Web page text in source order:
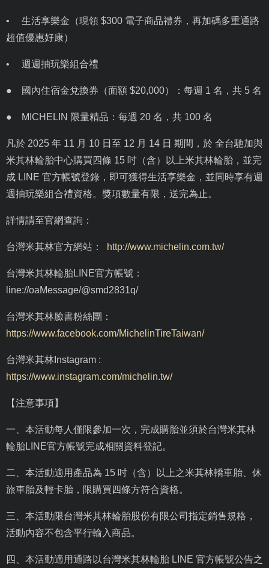
• 生活享樂金（現領 $300 電子商品禮券，再加碼多重通路
超值優惠好康）
• 週週抽玩樂組合禮
● 國內住宿金兌換券（面額 $20,000）：每週 1 名，共 5 名
● MICHELIN 限量精品：每週 20 名，共 100 名
凡於 2025 年 11 月 10 日至 12 月 14 日 期間，於 全台馳加與
米其林輪胎中心購買四條 15 吋（含）以上米其林輪胎，並完
成 LINE 官方帳號登錄，即可獲得生活享樂金，並同時享有週
週抽玩樂組合禮資格。獎項數量有限，送完為止。
詳情請至官網查詢：
台灣米其林官方網站： http://www.michelin.com.tw/
台灣米其林輪胎LINE官方帳號：
line://oaMessage/@smd2831q/
台灣米其林臉書粉絲團：
https://www.facebook.com/MichelinTireTaiwan/
台灣米其林 Instagram :
https://www.instagram.com/michelin.tw/
【注意事項】
一、本活動每人僅限參加一次，完成購胎並須於台灣米其林
輪胎LINE官方帳號完成相關資料登記。
二、本活動適用產品為 15 吋（含）以上之米其林轎車胎、休
旅車胎及輕卡胎，限購買四條方符合資格。
三、本活動限台灣米其林輪胎股份有限公司指定銷售規格，
活動內容不包含平行輸入商品。
四、本活動適用通路以台灣米其林輪胎 LINE 官方帳號公告之